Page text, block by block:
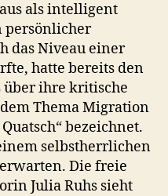
als intelligent
persönlicher
das Niveau einer
hatte bereits den
über ihre kritische
Thema Migration
bezeichnet.
selbstherrlichen
Die freie
Julia Ruhs sieht